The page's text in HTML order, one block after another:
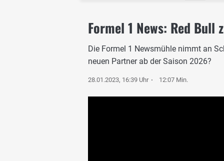
Formel 1 News: Red
Die Formel 1 Newsmühle nimmt an
neuen Partner ab der Saison 2026?
28.01.2023, 16:39 Uhr 12:07 Min.